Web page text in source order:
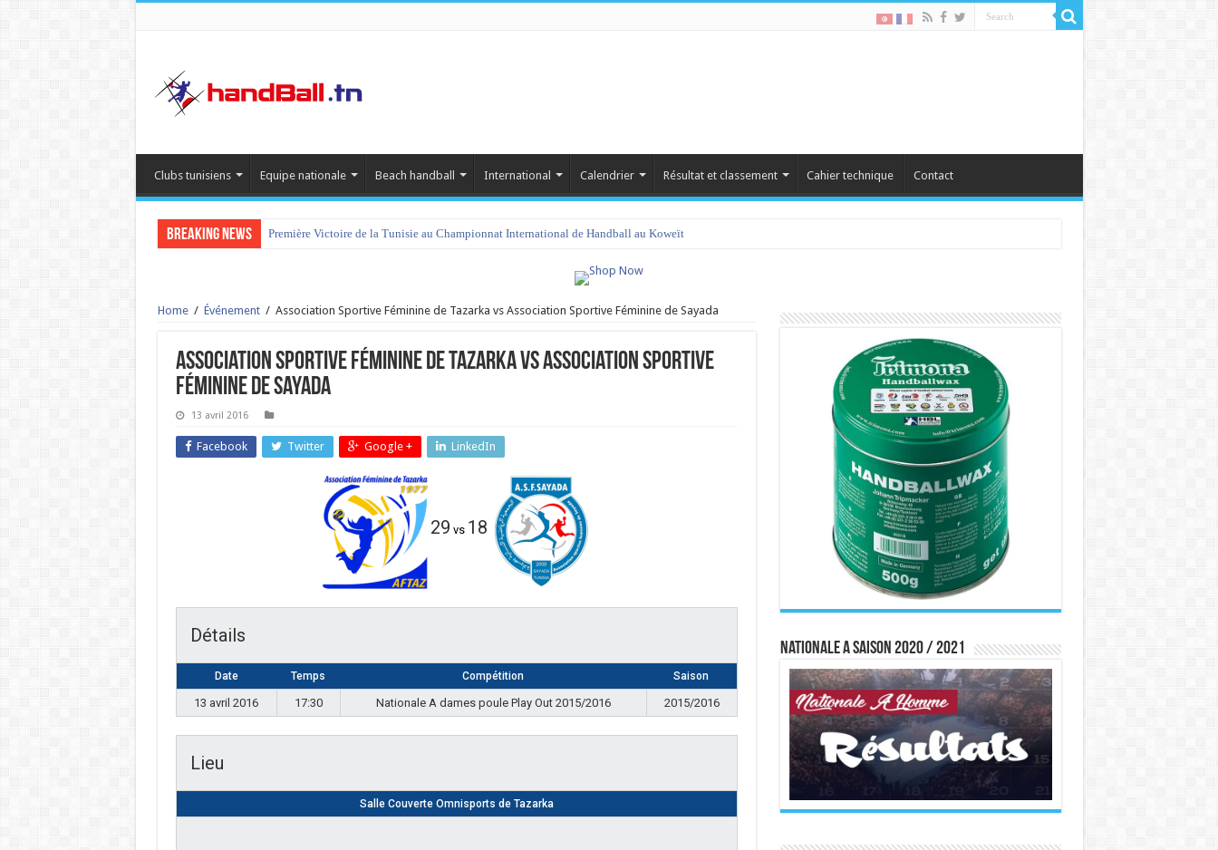
Clubs tunisiens Equipe nationale Beach handball International Calendrier Résultat et classement Cahier technique Contact
Breaking News Première Victoire de la Tunisie au Championnat International de Handball au Koweït
Home / Événement / Association Sportive Féminine de Tazarka vs Association Sportive Féminine de Sayada
Association Sportive Féminine de Tazarka vs Association Sportive
Féminine de Sayada
13 avril 2016
Facebook Twitter Google + LinkedIn
29 vs 18
Détails
Date Temps Compétition Saison
13 avril 2016 17:30 Nationale A dames poule Play Out 2015/2016 2015/2016
Lieu
Salle Couverte Omnisports de Tazarka
Nationale A saison 2020 / 2021